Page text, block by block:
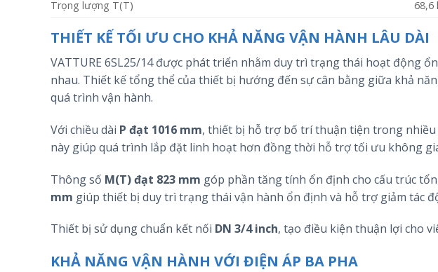
Trọng lượng T(T)
68,6
THIẾT KẾ TỐI ƯU CHO KHẢ NĂNG VẬN HÀNH LÂU DÀI
VATTURE 6SL25/14 được phát triển nhằm duy trì trạng thái hoạt động
nhau. Thiết kế tổng thể của thiết bị hướng đến sự cân bằng giữa khả
quá trình vận hành.
Với chiều dài P đạt 1016 mm, thiết bị hỗ trợ bố trí thuận tiện trong
này giúp quá trình lắp đặt linh hoạt hơn đồng thời hỗ trợ tối ưu không
Thông số M(T) đạt 823 mm góp phần tăng tính ổn định cho cấu trúc
mm giúp thiết bị duy trì trạng thái vận hành ổn định và hỗ trợ giảm tác
Thiết bị sử dụng chuẩn kết nối DN 3/4 inch, tạo điều kiện thuận lợi cho
KHẢ NĂNG VẬN HÀNH VỚI ĐIỆN ÁP BA PHA